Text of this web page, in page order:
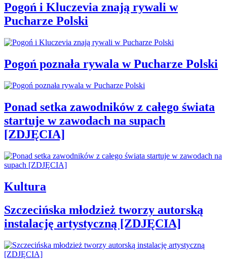
Pogoń i Kluczevia znają rywali w
Pucharze Polski
Pogoń poznała rywala w Pucharze Polski
Ponad setka zawodników z całego świata
startuje w zawodach na supach
[ZDJĘCIA]
Kultura
Szczecińska młodzież tworzy autorską
instalację artystyczną [ZDJĘCIA]